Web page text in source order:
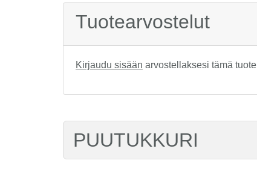
Tuotearvostelut
Kirjaudu sisään arvostellaksesi tämä tuote
PUUTUKKURI